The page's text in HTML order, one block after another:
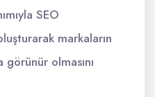
SEO
markaların
olmasını